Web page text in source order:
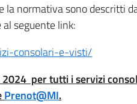
la normativa sono descritti
seguente link:
consolari-e-visti/
2024 per tutti i servizi
Prenot@MI.